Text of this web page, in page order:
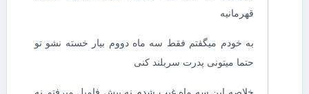
قهرمانیه
به خودم میگفتم فقط سه ماه دووم بیار خسته نشو تو
حتما میتونی پدرت سربلند کنی